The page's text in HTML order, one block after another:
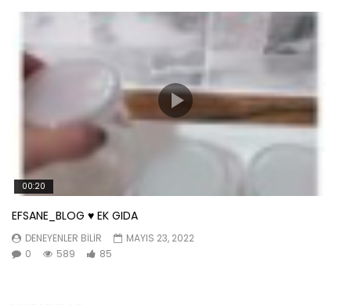
00:20
EFSANE_BLOG ♥️ EK GIDA
DENEYENLER BILIR
MAYIS 23, 2022
0
589 85